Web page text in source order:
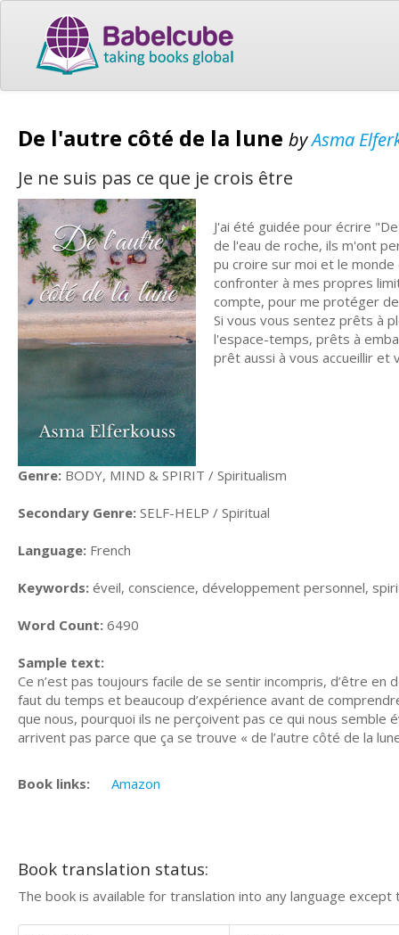
De l'autre côté de la lune byAsma
Je ne suis pas ce que je crois être
J'ai été guidée pour écrire
de l'eau de roche, ils m'ont
pu croire sur moi et le
confronter à mes propres
compte, pour me protéger
Si vous vous sentez prêts à
l'espace-temps, prêts à
prêt aussi à vous accueillir et
Genre: BODY, MIND & SPIRIT / Spiritualism
Secondary Genre: SELF-HELP / Spiritual
Language: French
Keywords: éveil, conscience, développement personnel,
Word Count: 6490
Sample text:
Ce n’est pas toujours facile de se sentir incompris, d’être
faut du temps et beaucoup d’expérience avant de
que nous, pourquoi ils ne perçoivent pas ce qui nous semble
arrivent pas parce que ça se trouve « de l’autre côté de la
Book links: Amazon
Book translation status:
The book is available for translation into any language